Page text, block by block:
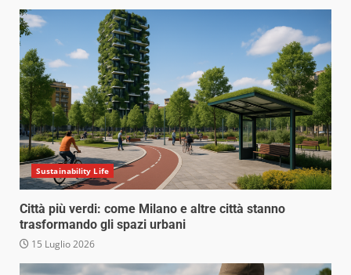
Sustainability Life
Città più verdi: come Milano e altre città stanno
trasformando gli spazi urbani
15 Luglio 2026